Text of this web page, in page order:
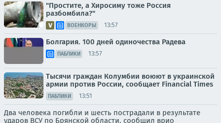
"Простите, а Хиросиму тоже Россия
разбомбила?"
ВОЕНКОРЫ 13:57
Болгария. 100 дней одиночества Радева
ПАБЛИКИ 13:57
Тысячи граждан Колумбии воюют в украинской
армии против России, сообщает Financial Times
ПАБЛИКИ 13:51
Два человека погибли и шесть пострадали в результате
ударов ВСУ по Брянской области, сообщил врио